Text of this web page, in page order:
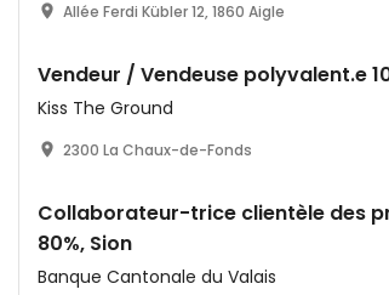
Allée Ferdi Kübler 12, 1860 Aigle
Vendeur / Vendeuse polyvalent.e
Kiss The Ground
2300 La Chaux-de-Fonds
Collaborateur-trice clientèle des
80%, Sion
Banque Cantonale du Valais